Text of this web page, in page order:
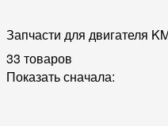
Запчасти для двигателя
33 товаров
Показать сначала: